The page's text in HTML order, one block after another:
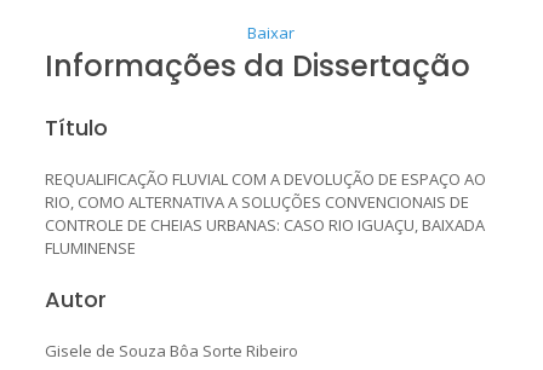
Baixar
Informações da Dissertação
Título
REQUALIFICAÇÃO FLUVIAL COM A DEVOLUÇÃO DE ESPAÇO AO
RIO, COMO ALTERNATIVA A SOLUÇÕES CONVENCIONAIS DE
CONTROLE DE CHEIAS URBANAS: CASO RIO IGUAÇU, BAIXADA
FLUMINENSE
Autor
Gisele de Souza Bôa Sorte Ribeiro